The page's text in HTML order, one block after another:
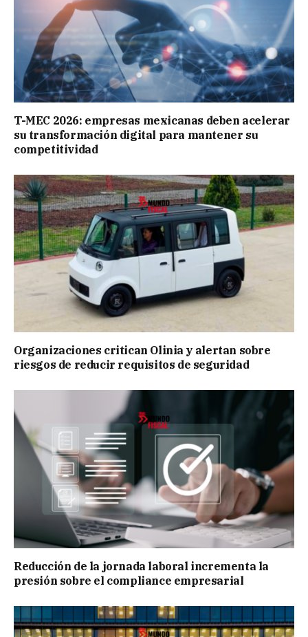
T-MEC 2026: empresas mexicanas deben acelerar
su transformación digital para mantener su
competitividad
Organizaciones critican Olinia y alertan sobre
riesgos de reducir requisitos de seguridad
Reducción de la jornada laboral incrementa la
presión sobre el compliance empresarial